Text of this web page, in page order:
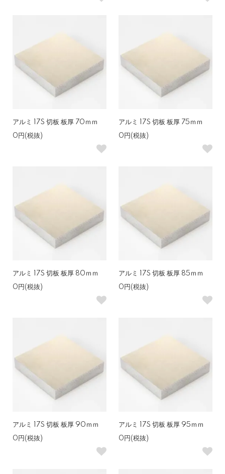
アルミ 17S 切板 板厚 70ｍｍ
0円(税抜)
アルミ 17S 切板 板厚 75ｍｍ
0円(税抜)
アルミ 17S 切板 板厚 80ｍｍ
0円(税抜)
アルミ 17S 切板 板厚 85ｍｍ
0円(税抜)
アルミ 17S 切板 板厚 90ｍｍ
0円(税抜)
アルミ 17S 切板 板厚 95ｍｍ
0円(税抜)